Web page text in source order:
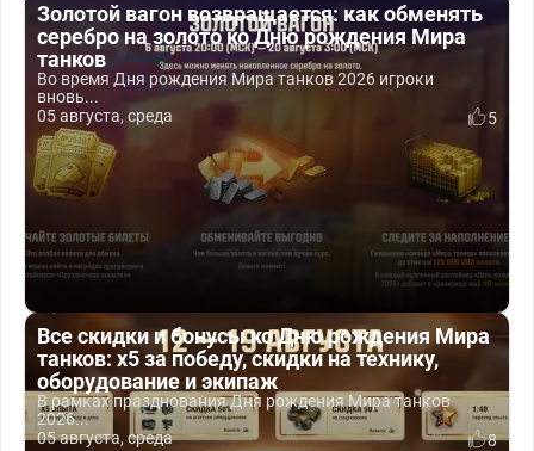
Золотой вагон возвращается: как обменять
серебро на золото ко Дню рождения Мира
танков
Во время Дня рождения Мира танков 2026 игроки
вновь...
05 августа, среда
5
Все скидки и бонусы ко Дню рождения Мира
танков: x5 за победу, скидки на технику,
оборудование и экипаж
В рамках празднования Дня рождения Мира танков
2026...
05 августа, среда
8